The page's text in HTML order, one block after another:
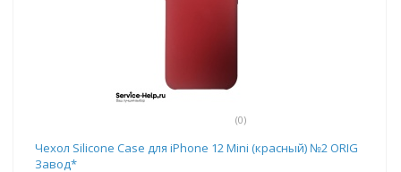
(0)
Чехол Silicone Case для iPhone 12 Mini (красный) №2 ORIG
Завод*